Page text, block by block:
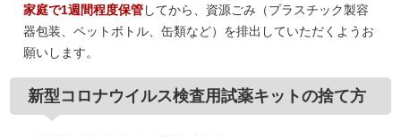
家庭で1週間程度保管 してから、資源ごみ（プラスチック製容
器包装、ペットボトル、缶類など）を排出していただくようお
願いします。
新型コロナウイルス検査用試薬キットの捨て方